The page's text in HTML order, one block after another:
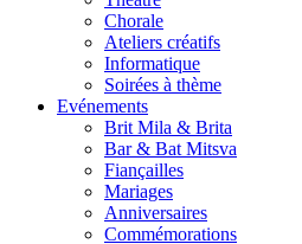
Chorale
Ateliers créatifs
Informatique
Soirées à thème
Evénements
Brit Mila & Brita
Bar & Bat Mitsva
Fiançailles
Mariages
Anniversaires
Commémorations